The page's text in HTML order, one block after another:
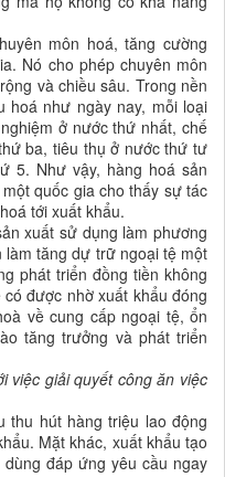
môn hoá, tăng cường
Nó cho phép chuyên môn
và chiều sâu. Trong nền
hoá như ngày nay, mỗi loại
ở nước thứ nhất, chế
ba, tiêu thụ ở nước thứ tư
5. Như vậy, hàng hoá sản
quốc gia cho thấy sự tác
tới xuất khẩu.
xuất sử dụng làm phương
tăng dự trữ ngoại tệ một
phát triển đồng tiền không
được nhờ xuất khẩu đóng
về cung cấp ngoại tệ, ổn
tăng trưởng và phát triển
việc giải quyết công ăn việc
thu hút hàng triệu lao động
Mặt khác, xuất khẩu tạo
đáp ứng yêu cầu ngay